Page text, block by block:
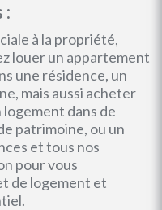
:
à la propriété,
louer un appartement
une résidence, un
mais aussi acheter
dans de
patrimoine, ou un
et tous nos
pour vous
de logement et